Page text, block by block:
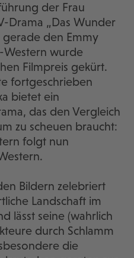
der Frau
Drama „Das Wunder
gerade den Emmy
Western wurde
Filmpreis gekürt.
fortgeschrieben
bietet ein
das den Vergleich
zu scheuen braucht:
folgt nun
Bildern zelebriert
Landschaft im
lässt seine (wahrlich
durch Schlamm
die